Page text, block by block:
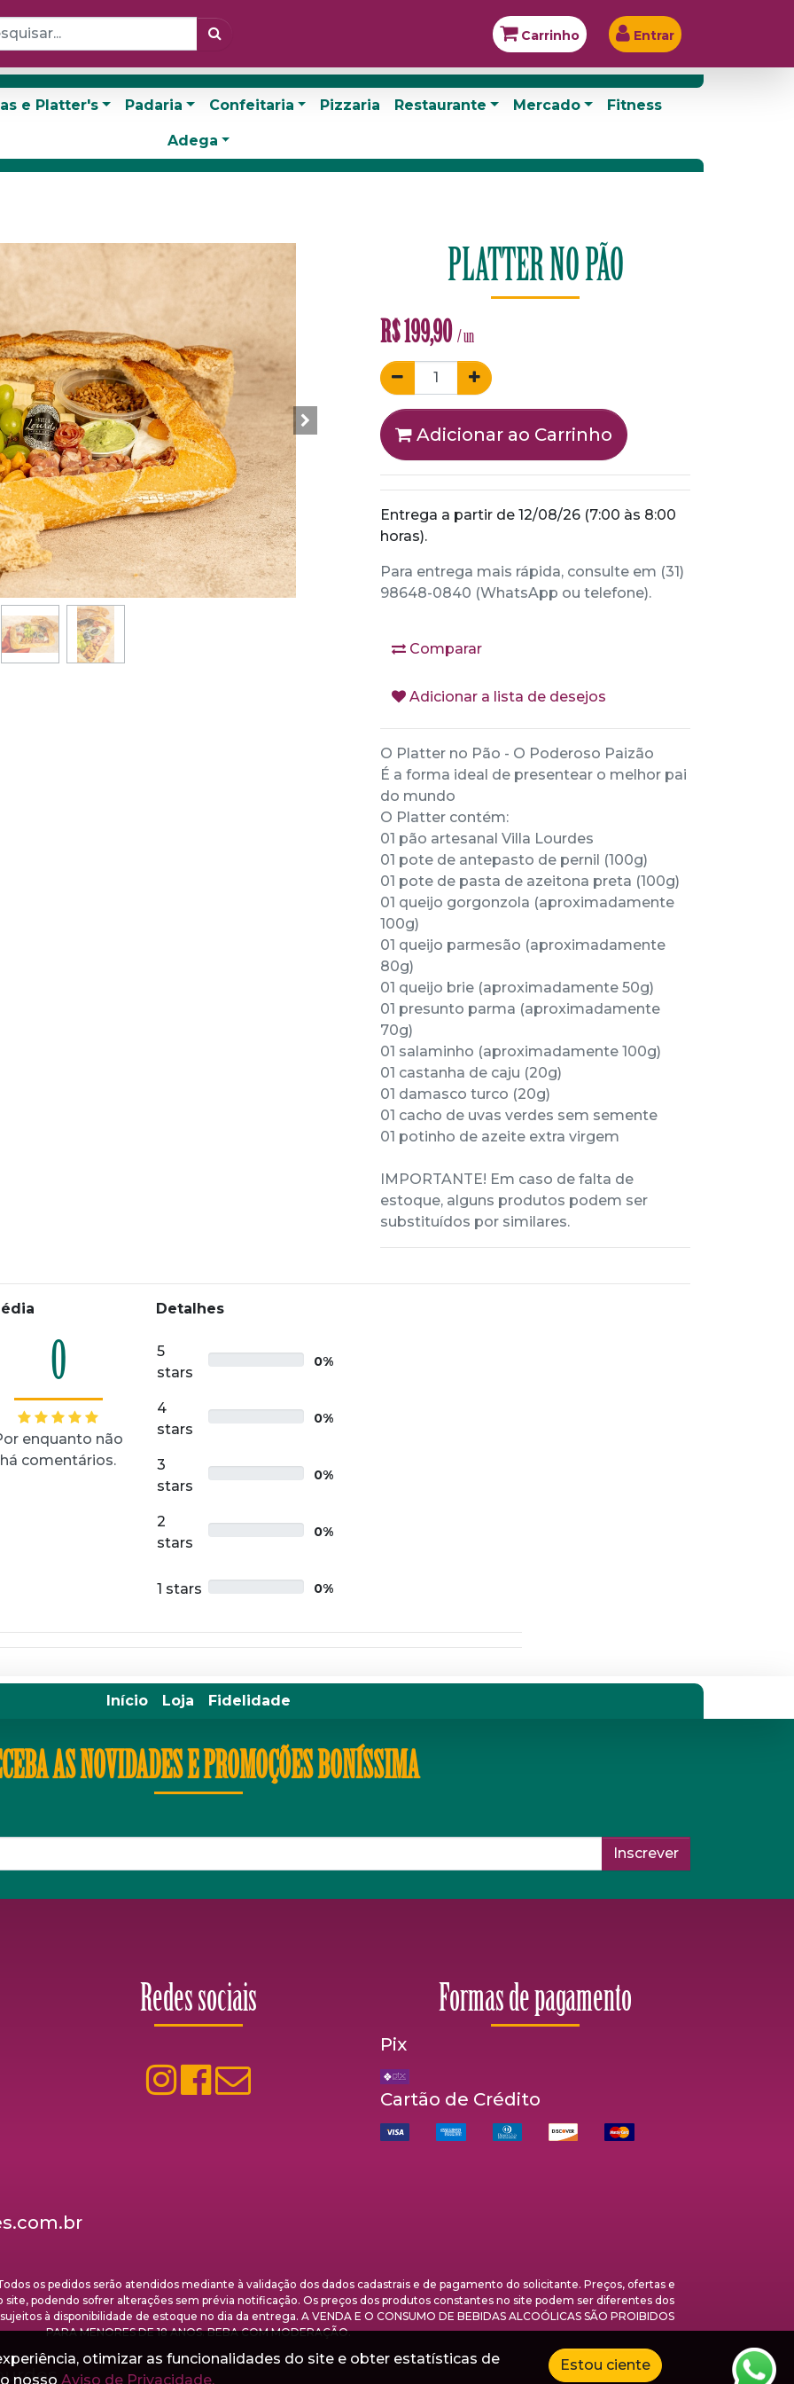
Carrinho Entrar
e Platter's Padaria Confeitaria Pizzaria Restaurante Mercado Fitness
Adega
PLATTER NO PÃO
R$199,90 / un
Adicionar ao Carrinho
Entrega a partir de 12/08/26 (7:00 às 8:00
horas).
Para entrega mais rápida, consulte em (31)
98648-0840 (WhatsApp ou telefone).
Comparar
Adicionar a lista de desejos
O Platter no Pão - O Poderoso Paizão
É a forma ideal de presentear o melhor pai
do mundo
O Platter contém:
01 pão artesanal Villa Lourdes
01 pote de antepasto de pernil (100g)
01 pote de pasta de azeitona preta (100g)
01 queijo gorgonzola (aproximadamente
100g)
01 queijo parmesão (aproximadamente
80g)
01 queijo brie (aproximadamente 50g)
01 presunto parma (aproximadamente
70g)
01 salaminho (aproximadamente 100g)
01 castanha de caju (20g)
01 damasco turco (20g)
01 cacho de uvas verdes sem semente
01 potinho de azeite extra virgem
IMPORTANTE! Em caso de falta de
estoque, alguns produtos podem ser
substituídos por similares.
0
enquanto não
há comentários.
Detalhes
5
stars
0%
4
stars
0%
3
stars
0%
2
stars
0%
1 stars 0%
Início Loja Fidelidade
AS NOVIDADES E PROMOÇÕES BONÍSSIMA
Inscrever
Redes sociais Formas de pagamento
Pix
Cartão de Crédito
os pedidos serão atendidos mediante à validação dos dados cadastrais e de pagamento do solicitante. Preços, ofertas e
site, podendo sofrer alterações sem prévia notificação. Os preços dos produtos constantes no site podem ser diferentes dos
à disponibilidade de estoque no dia da entrega. A VENDA E O CONSUMO DE BEBIDAS ALCOÓLICAS SÃO PROIBIDOS
PARA MENORES DE 18 ANOS. BEBA COM MODERAÇÃO.
otimizar as funcionalidades do site e obter estatísticas de
nosso Aviso de Privacidade.
Estou ciente